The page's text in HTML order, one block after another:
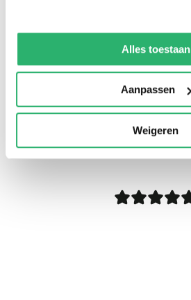
kunnen ontvangen en verwerken.
Alles toestaan
Aanpassen
Weigeren